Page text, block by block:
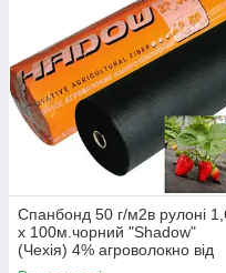
Спанбонд 50 г/м2в рулоні
х 100м.чорний "Shadow"
(Чехія) 4% агроволокно від
бур'янів